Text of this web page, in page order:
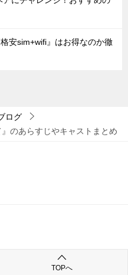
安sim+wifi』はお得なのか徹
ログ
のあらすじやキャストまとめ
TOPへ